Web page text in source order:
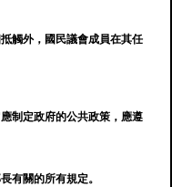
觸外，國民議會成員在其任
制定政府的公共政策，應遵
有關的所有規定。